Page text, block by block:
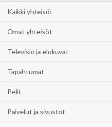
Kaikki yhteisöt
Omat yhteisöt
Televisio ja elokuvat
Tapahtumat
Pelit
Palvelut ja sivustot